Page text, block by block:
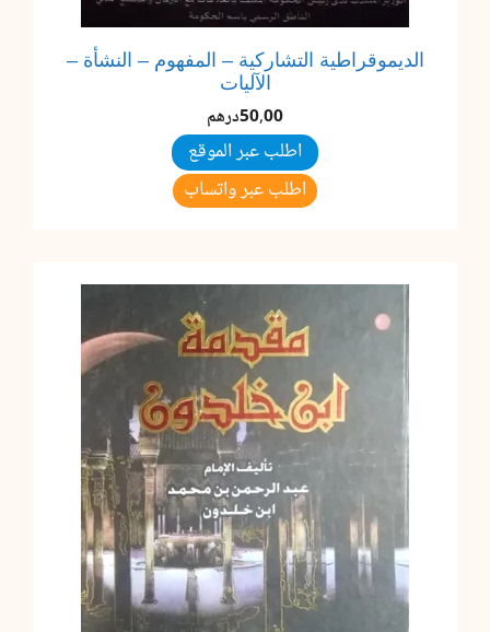
الديموقراطية التشاركية – المفهوم – النشأة –
الآليات
50,00درهم
اطلب عبر الموقع
اطلب عبر واتساب